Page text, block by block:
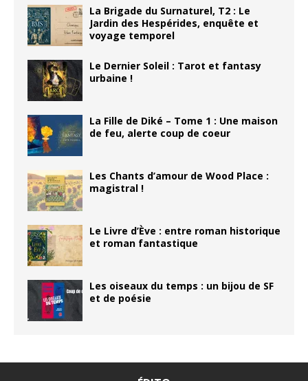
La Brigade du Surnaturel, T2 : Le
Jardin des Hespérides, enquête et
voyage temporel
Le Dernier Soleil : Tarot et fantasy
urbaine !
La Fille de Diké – Tome 1 : Une maison
de feu, alerte coup de coeur
Les Chants d’amour de Wood Place :
magistral !
Le Livre d’Ève : entre roman historique
et roman fantastique
Les oiseaux du temps : un bijou de SF
et de poésie